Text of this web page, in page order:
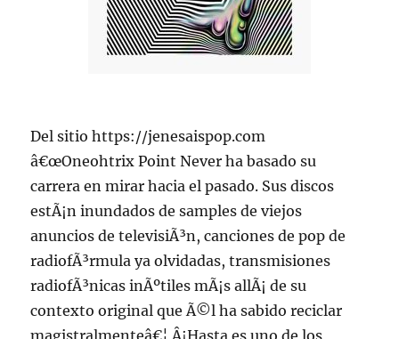
Del sitio https://jenesaispop.com
â€œOneohtrix Point Never ha basado su
carrera en mirar hacia el pasado. Sus discos
estÃ¡n inundados de samples de viejos
anuncios de televisiÃ³n, canciones de pop de
radiofÃ³rmula ya olvidadas, transmisiones
radiofÃ³nicas inÃºtiles mÃ¡s allÃ¡ de su
contexto original que Ã©l ha sabido reciclar